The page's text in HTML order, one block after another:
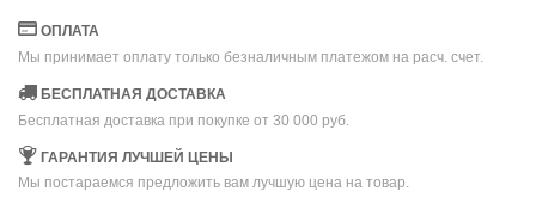
ОПЛАТА
Мы принимает оплату только безналичным платежом на расч. счет.
БЕСПЛАТНАЯ ДОСТАВКА
Бесплатная доставка при покупке от 30 000 руб.
ГАРАНТИЯ ЛУЧШЕЙ ЦЕНЫ
Мы постараемся предложить вам лучшую цена на товар.